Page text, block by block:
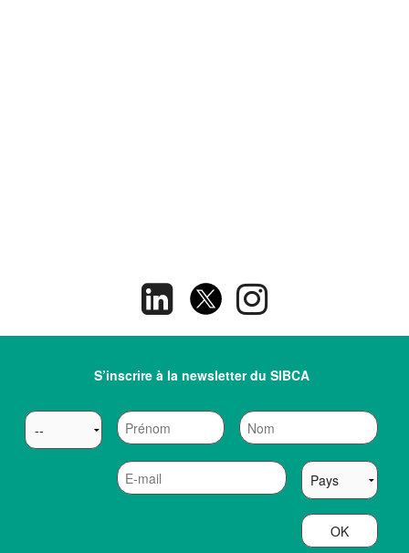
S’inscrire à la newsletter du SIBCA
OK